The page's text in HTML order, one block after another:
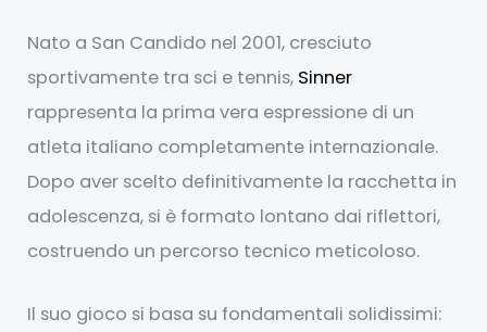
Nato a San Candido nel 2001, cresciuto
sportivamente tra sci e tennis, Sinner
rappresenta la prima vera espressione di un
atleta italiano completamente internazionale.
Dopo aver scelto definitivamente la racchetta in
adolescenza, si è formato lontano dai riflettori,
costruendo un percorso tecnico meticoloso.
Il suo gioco si basa su fondamentali solidissimi: